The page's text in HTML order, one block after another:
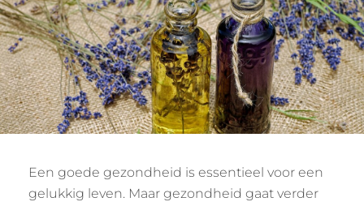
Een goede gezondheid is essentieel voor een
gelukkig leven. Maar gezondheid gaat verder